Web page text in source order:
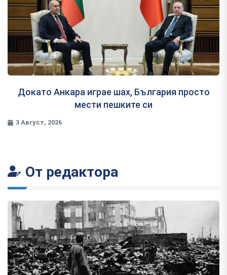
Докато Анкара играе шах, България просто
мести пешките си
3 Август, 2026
От редактора